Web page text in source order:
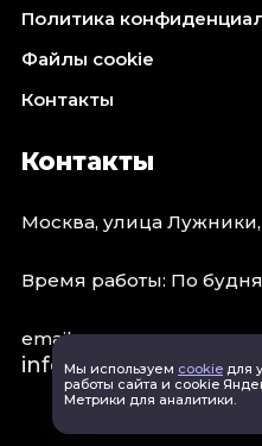
Политика
Файлы cookie
Контакты
Контакты
Москва, улица Лужники,
Время работы: По
email:
Мы используем cookie для
работы сайта и cookie
Метрики для аналитики.